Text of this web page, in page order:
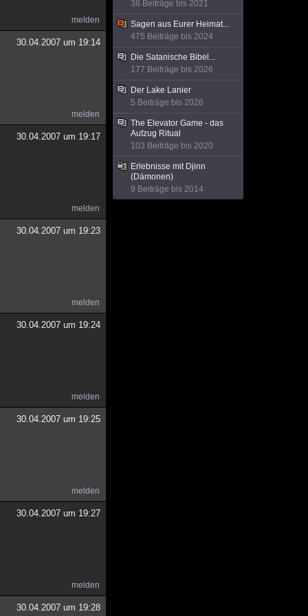
melden
30.04.2007 um 19:14
melden
30.04.2007 um 19:17
melden
30.04.2007 um 19:23
melden
30.04.2007 um 19:24
melden
30.04.2007 um 19:25
melden
30.04.2007 um 19:27
melden
30.04.2007 um 19:28
38 Beiträge bis 2021
Sagen aus Eurer Heimat...
475 Beiträge bis 2024
Die Satanische Bibel...
177 Beiträge bis 2026
Der Lake Lanier
5 Beiträge bis 2026
The Elevator Game - das
Aufzug Ritual
103 Beiträge bis 2020
Erlebnisse mit Djinn
(Dämonen)
9 Beiträge bis 2014